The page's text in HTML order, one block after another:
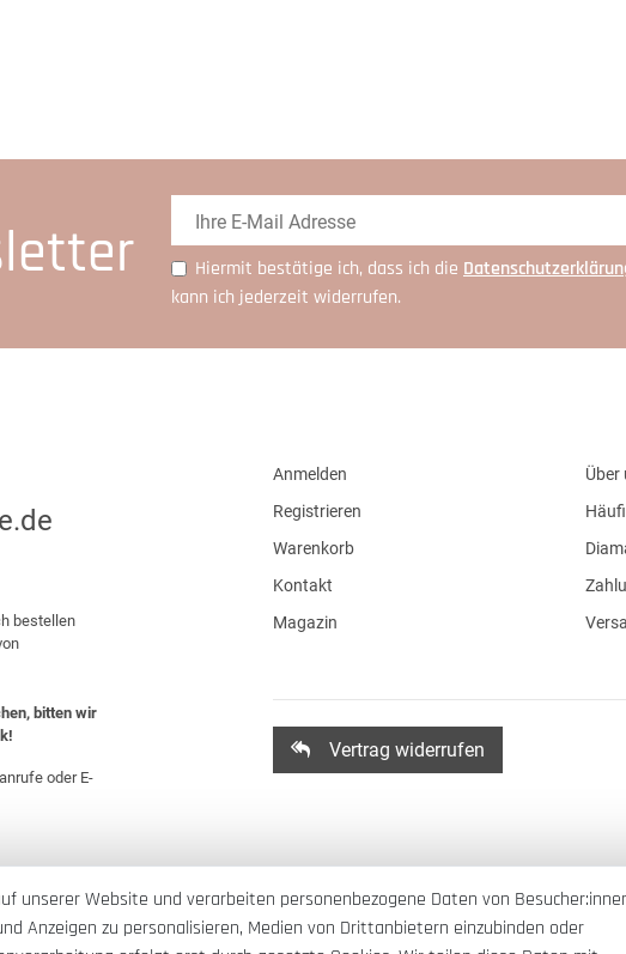
Hiermit bestätige ich, dass ich die
kann ich jederzeit widerrufen.
bestellen
bitten wir
oder E-
Anmelden
Registrieren
Warenkorb
Kontakt
Magazin
Über
Vertrag widerrufen
unserer Website und verarbeiten personenbezogene Daten von
Anzeigen zu personalisieren, Medien von Drittanbietern einzubinden oder